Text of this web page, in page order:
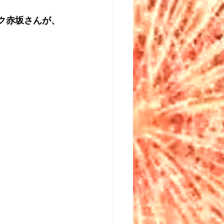
坂さんが、